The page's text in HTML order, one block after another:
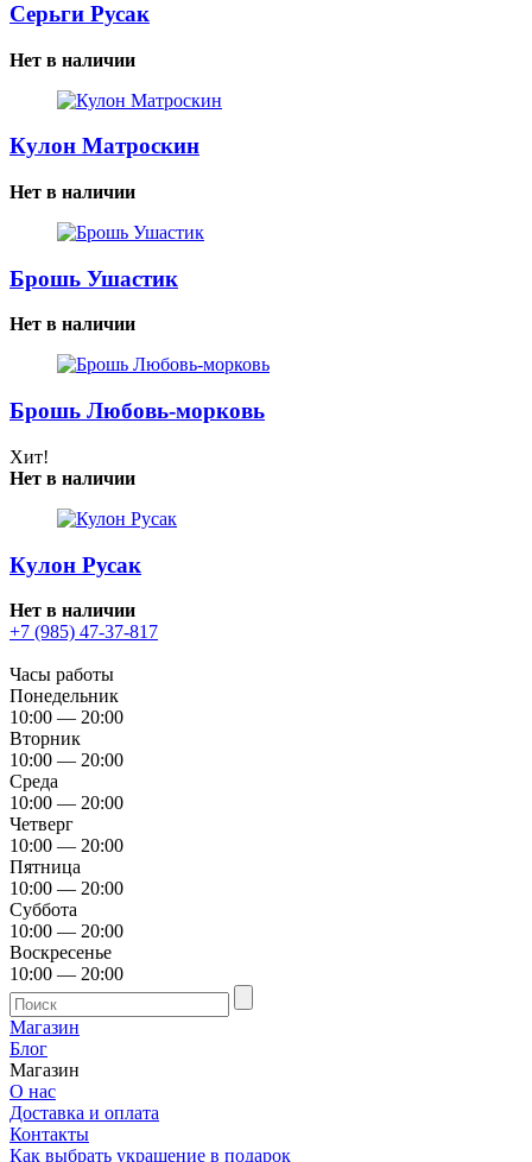
Серьги Русак
Нет в наличии
Кулон Матроскин
Нет в наличии
Брошь Ушастик
Нет в наличии
Брошь Любовь-морковь
Хит!
Нет в наличии
Кулон Русак
Нет в наличии
+7 (985) 47-37-817
Часы работы
Понедельник
10:00 — 20:00
Вторник
10:00 — 20:00
Среда
10:00 — 20:00
Четверг
10:00 — 20:00
Пятница
10:00 — 20:00
Суббота
10:00 — 20:00
Воскресенье
10:00 — 20:00
Магазин
Блог
Магазин
О нас
Доставка и оплата
Контакты
Как выбрать украшение в подарок